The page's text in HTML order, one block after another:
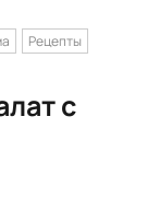
Рецепты
с